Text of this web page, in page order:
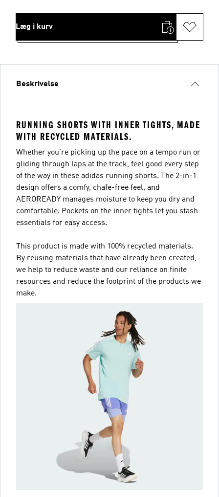
Læg i kurv
Beskrivelse
RUNNING SHORTS WITH INNER TIGHTS, MADE
WITH RECYCLED MATERIALS.
Whether you're picking up the pace on a tempo run or
gliding through laps at the track, feel good every step
of the way in these adidas running shorts. The 2-in-1
design offers a comfy, chafe-free feel, and
AEROREADY manages moisture to keep you dry and
comfortable. Pockets on the inner tights let you stash
essentials for easy access.
This product is made with 100% recycled materials.
By reusing materials that have already been created,
we help to reduce waste and our reliance on finite
resources and reduce the footprint of the products we
make.